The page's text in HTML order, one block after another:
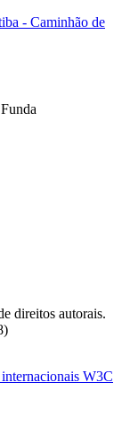
direitos autorais.